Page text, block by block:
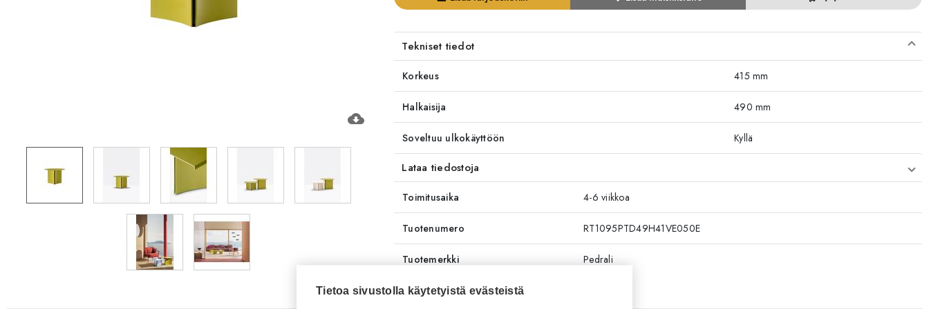
cloud_download
Tekniset tiedot
Korkeus 415 mm
Halkaisija 490 mm
Soveltuu ulkokäyttöön Kyllä
Lataa tiedostoja
Toimitusaika 4-6 viikkoa
Tuotenumero RT1095PTD49H41VE050E
Tuotemerkki Pedrali
Tietoa sivustolla käytetyistä evästeistä